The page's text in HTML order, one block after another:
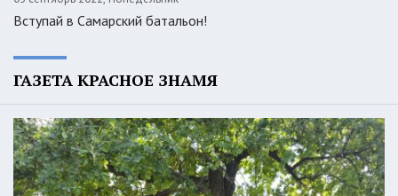
Вступай в Самарский батальон!
ГАЗЕТА КРАСНОЕ ЗНАМЯ